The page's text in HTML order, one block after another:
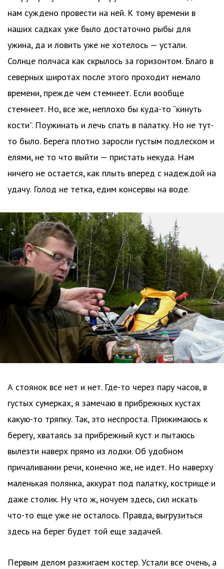
нам суждено провести на ней. К тому времени в
наших садках уже было достаточно рыбы для
ужина, да и ловить уже не хотелось — устали.
Солнце полчаса как скрылось за горизонтом. Благо в
северных широтах после этого проходит немало
времени, прежде чем стемнеет. Если вообще
стемнеет. Но, все же, неплохо бы куда-то “кинуть
кости”. Поужинать и лечь спать в палатку. Но не тут-
то было. Берега плотно заросли густым подлеском и
елями, не то что выйти — пристать некуда. Нам
ничего не остается, как плыть вперед с надеждой на
удачу. Голод не тетка, едим консервы на воде.
А стоянок все нет и нет. Где-то через пару часов, в
густых сумерках, я замечаю в прибрежных кустах
какую-то тряпку. Так, это неспроста. Прижимаюсь к
берегу, хватаясь за прибрежный куст и пытаюсь
вылезти наверх прямо из лодки. Об удобном
причаливании речи, конечно же, не идет. Но наверху
маленькая полянка, аккурат под палатку, кострище и
даже столик. Ну что ж, ночуем здесь, сил искать
что-то еще уже не осталось. Правда, выгрузиться
здесь на берег будет той еще задачей.
Первым делом разжигаем костер. Устали все очень, а